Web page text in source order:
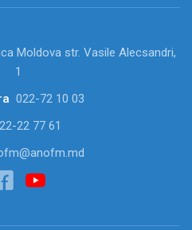
Moldova str. Vasile Alecsandri,
1
022-72 10 03
22 77 61